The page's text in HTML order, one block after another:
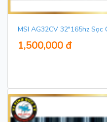
MSI AG32CV 32"165hz Sọc
1,500,000 đ